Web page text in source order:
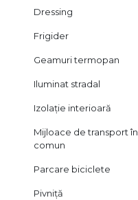
Dressing
Frigider
Geamuri termopan
Iluminat stradal
Izolație interioară
Mijloace de transport în
comun
Parcare biciclete
Pivniță